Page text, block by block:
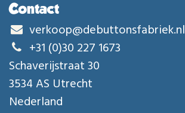
Contact
verkoop@debuttonsfabriek.nl
+31 (0)30 227 1673
Schaverijstraat 30
3534 AS Utrecht
Nederland